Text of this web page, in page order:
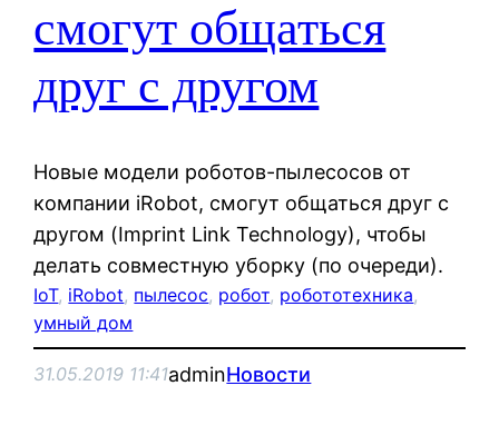
смогут общаться
друг с другом
Новые модели роботов-пылесосов от
компании iRobot, смогут общаться друг с
другом (Imprint Link Technology), чтобы
делать совместную уборку (по очереди).
IoT, iRobot, пылесос, робот, робототехника
умный дом
31.05.2019 11:41adminНовости